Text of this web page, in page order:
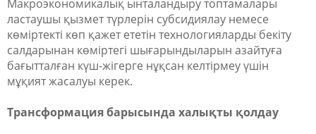
Макроэкономикалық ынталандыру топтамалары
ластаушы қызмет түрлерін субсидиялау немесе
көміртекті көп қажет ететін технологияларды бекіту
салдарынан көміртегі шығарындыларын азайтуға
бағытталған күш-жігерге нұқсан келтірмеу үшін
мұқият жасалуы керек.
Трансформация барысында халықты қолдау